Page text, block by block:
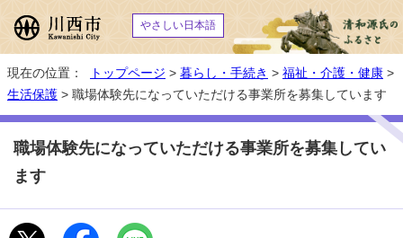
やさしい日本語
現在の位置： トップページ > 暮らし・手続き > 福祉・介護・健康 >
生活保護 > 職場体験先になっていただける事業所を募集しています
職場体験先になっていただける事業所を募集してい
ます